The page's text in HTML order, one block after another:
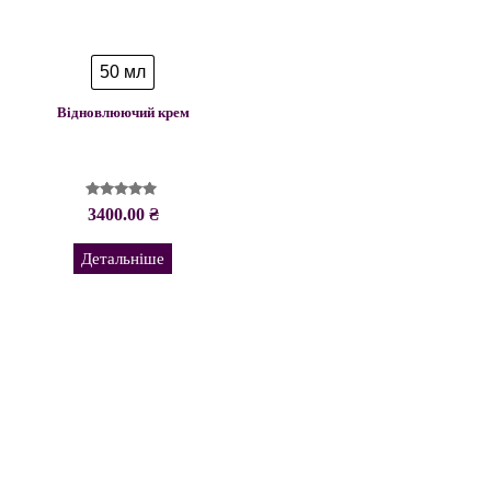
50 мл
Відновлюючий крем
Оцінено в
5.00
3400.00 ₴
Детальніше